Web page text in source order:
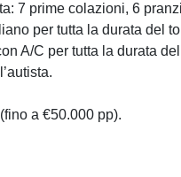
7 prime colazioni, 6
per tutta la durata del
A/C per tutta la durata del
a €50.000 pp).